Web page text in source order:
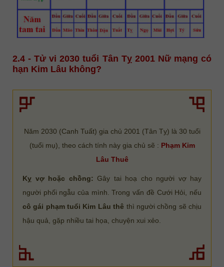
2.4 - Tử vi 2030 tuổi Tân Tỵ 2001 Nữ mạng có
hạn Kim Lâu không?
Năm 2030 (Canh Tuất) gia chủ 2001 (Tân Tỵ) là 30 tuổi
(tuổi mụ), theo cách tính này gia chủ sẽ : Phạm Kim
Lâu Thuê
Kỵ vợ hoặc chồng: Gây tai hoạ cho người vợ hay
người phối ngẫu của mình. Trong vấn đề Cưới Hỏi, nếu
cô gái phạm tuổi Kim Lâu thê thì người chồng sẽ chịu
hậu quả, gặp nhiều tai họa, chuyện xui xẻo.